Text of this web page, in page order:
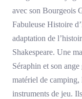
avec son Bourgeois
Fabuleuse Histoire
adaptation de
Shakespeare. Une
Séraphin et son
matériel de camping,
instruments de jeu.